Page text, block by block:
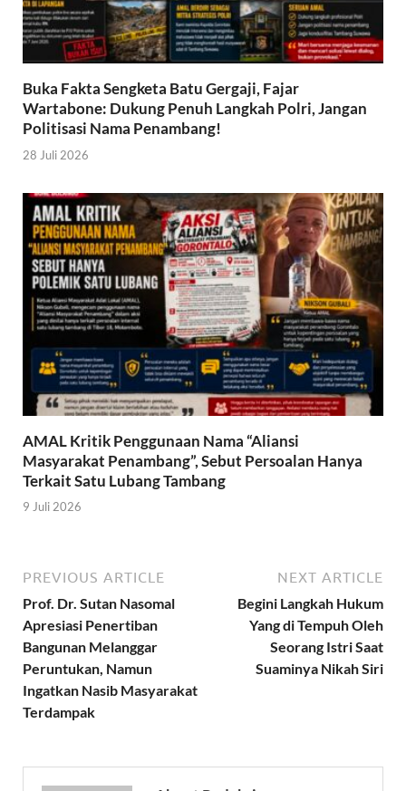
Buka Fakta Sengketa Batu Gergaji, Fajar
Wartabone: Dukung Penuh Langkah Polri, Jangan
Politisasi Nama Penambang!
28 Juli 2026
AMAL Kritik Penggunaan Nama “Aliansi
Masyarakat Penambang”, Sebut Persoalan Hanya
Terkait Satu Lubang Tambang
9 Juli 2026
PREVIOUS ARTICLE
Prof. Dr. Sutan Nasomal
Apresiasi Penertiban
Bangunan Melanggar
Peruntukan, Namun
Ingatkan Nasib Masyarakat
Terdampak
NEXT ARTICLE
Begini Langkah Hukum
Yang di Tempuh Oleh
Seorang Istri Saat
Suaminya Nikah Siri